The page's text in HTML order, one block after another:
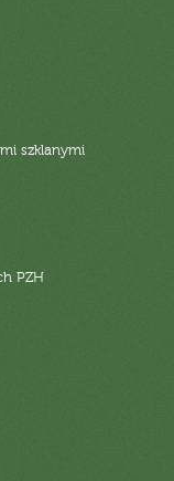
szklanymi
PZH